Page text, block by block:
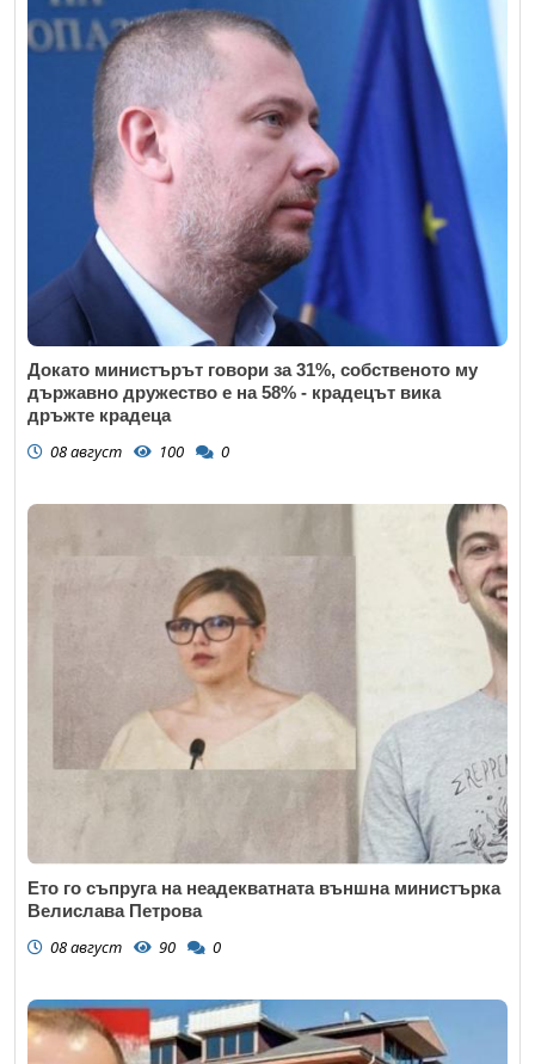
Докато министърът говори за 31%, собственото му
държавно дружество е на 58% - крадецът вика
дръжте крадеца
08 август 100 0
Ето го съпруга на неадекватната външна министърка
Велислава Петрова
08 август 90 0